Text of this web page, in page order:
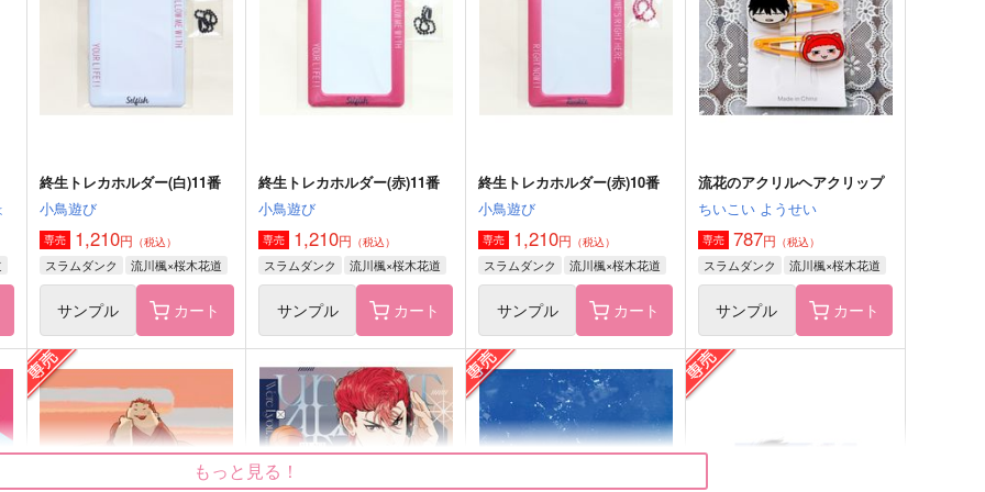
サンプル 作品詳細 サンプル 作品詳細 サンプル 作品詳細 サンプル 作品詳細
終生トレカホルダー(白)11番
小鳥遊び
専売 1,210円 （税込）
スラムダンク 流川楓×桜木花道
サンプル カート
終生トレカホルダー(赤)11番
小鳥遊び
専売 1,210円 （税込）
スラムダンク 流川楓×桜木花道
サンプル カート
終生トレカホルダー(赤)10番
小鳥遊び
専売 1,210円 （税込）
スラムダンク 流川楓×桜木花道
サンプル カート
流花のアクリルヘアクリップ
ちいこい ようせい
専売 787円 （税込）
スラムダンク 流川楓×桜木花道
サンプル カート
もっと見る！